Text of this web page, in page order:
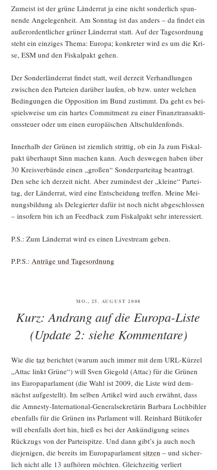
ve
Tech­
no­
lo­
gie­
li­
tik
am
Bei­
spiel
Druck“
Zumeist ist der grü­ne Län­der­rat ja eine nicht son­der­lich span­
nen­de Ange­le­gen­heit. Am Sonn­tag ist das anders – da fin­det ein
außer­or­dent­li­cher grü­ner Län­der­rat statt. Auf der Tages­ord­nung
steht ein ein­zi­ges The­ma: Euro­pa; kon­kre­ter wird es um die Kri­
se, ESM und den Fis­kal­pakt gehen.
Der Son­der­län­der­rat fin­det statt, weil der­zeit Ver­hand­lun­gen
zwi­schen den Par­tei­en dar­über lau­fen, ob bzw. unter wel­chen
Bedin­gun­gen die Oppo­si­ti­on im Bund zustimmt. Da geht es bei­
spiels­wei­se um ein har­tes Com­mit­ment zu einer Finanz­trans­ak­ti­
ons­steu­er oder um einen euro­päi­schen Altschuldenfonds.
Inner­halb der Grü­nen ist ziem­lich strit­tig, ob ein Ja zum Fis­kal­
pakt über­haupt Sinn machen kann. Auch des­we­gen haben über
30 Kreis­ver­bän­de einen „gro­ßen“ Son­der­par­tei­tag bean­tragt.
Den sehe ich der­zeit nicht. Aber zumin­dest der „klei­ne“ Par­tei­
tag, der Län­der­rat, wird eine Ent­schei­dung tref­fen. Mei­ne Mei­
nungs­bil­dung als Dele­gier­ter dafür ist noch nicht abge­schlos­sen
– inso­fern bin ich an Feed­back zum Fis­kal­pakt sehr interessiert.
P.S.: Zum Län­der­rat wird es einen Live­stream geben.
P.P.S.: Anträ­ge und Tagesordnung
VERÖFFENTLICHT
MO., 25. AUGUST 2008
Kurz: Andrang auf die Europa-Liste
(Update 2: siehe Kommentare)
Wie die tazberich­tet (war­um auch immer mit dem URL-Kür­zel
„Attac linkt Grü­ne“) will Sven Gie­gold (Attac) für die Grü­nen
ins Euro­pa­par­la­ment (die Wahl ist 2009, die Lis­te wird dem­
nächst auf­ge­stellt). Im sel­ben Arti­kel wird auch erwähnt, dass
die Amnes­ty-Inter­na­tio­nal-Gene­ral­se­kre­tä­rin Bar­ba­ra Loch­bih­ler
eben­falls für die Grü­nen ins Par­la­ment will. Rein­hard Büti­ko­fer
will eben­falls dort hin, hieß es bei der Ankün­di­gung sei­nes
Rück­zugs von der Par­tei­spit­ze. Und dann gibt’s ja auch noch
die­je­ni­gen, die bereits im Euro­pa­par­la­ment sit­zen – und sicher­
lich nicht alle 13 auf­hö­ren möch­ten. Gleich­zei­tig ver­liert